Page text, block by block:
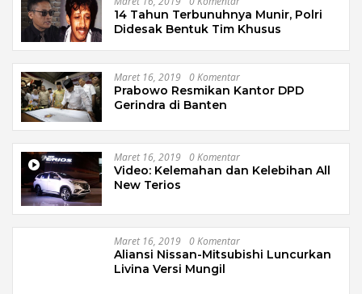
14 Tahun Terbunuhnya Munir, Polri
Didesak Bentuk Tim Khusus
Maret 16, 2019 0 Komentar
Prabowo Resmikan Kantor DPD
Gerindra di Banten
Maret 16, 2019 0 Komentar
Video: Kelemahan dan Kelebihan All
New Terios
Maret 16, 2019 0 Komentar
Aliansi Nissan-Mitsubishi Luncurkan
Livina Versi Mungil